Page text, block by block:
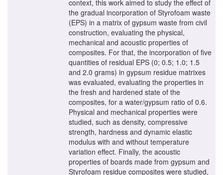
context, this work aimed to study the effect of
the gradual incorporation of Styrofoam waste
(EPS) in a matrix of gypsum waste from civil
construction, evaluating the physical,
mechanical and acoustic properties of
composites. For that, the incorporation of five
quantities of residual EPS (0; 0.5; 1.0; 1.5
and 2.0 grams) in gypsum residue matrixes
was evaluated, evaluating the properties in
the fresh and hardened state of the
composites, for a water/gypsum ratio of 0.6.
Physical and mechanical properties were
studied, such as density, compressive
strength, hardness and dynamic elastic
modulus with and without temperature
variation effect. Finally, the acoustic
properties of boards made from gypsum and
Styrofoam residue composites were studied,